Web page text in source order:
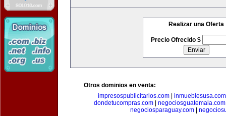
Realizar una Oferta
Precio Ofrecido $
Otros dominios en venta:
impresospublicitarios.com
inmueblesusa.com
dondetucompras.com| negociosguatemala.com
negociosparaguay.com